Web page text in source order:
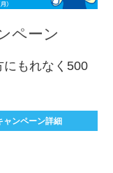
ペーン
にもれなく500
ャンペーン詳細